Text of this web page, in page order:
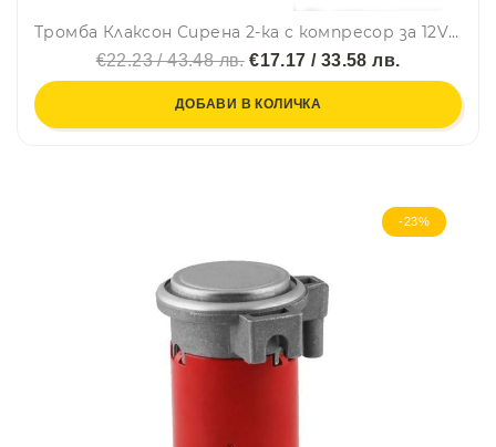
Тромба Клаксон Сирена 2-ка с компресор за 12V кола камион бус
€22.23 / 43.48 лв.€17.17 / 33.58 лв.
ДОБАВИ В КОЛИЧКА
-23%